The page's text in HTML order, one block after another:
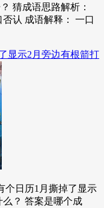
猜成语思路解析：
认 成语解释： 一口
显示2月旁边有根箭打
个日历1月撕掉了显示
？ 答案是哪个成